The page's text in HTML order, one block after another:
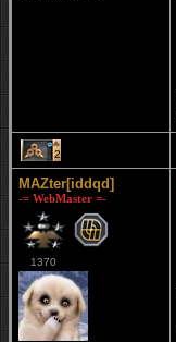
2
MAZter[iddqd]
-= WebMaster =-
1370